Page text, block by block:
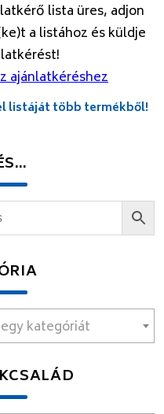
lista üres, adjon
a listához és küldje
ajánlatkéréshez
listáját több termékből!
kategóriát